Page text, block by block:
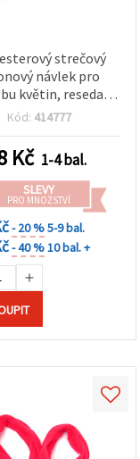
strečový
návlek pro
květin, reseda
– balení 5 ks
Kód: 414777
Kč 1-4 bal.
SLEVY
PRO MNOŽSTVÍ
- 20 %5-9 bal.
- 40 %10 bal. +